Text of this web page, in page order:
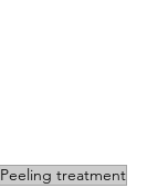
Peeling treatment